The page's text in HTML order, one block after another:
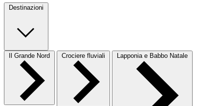
Destinazioni
Il Grande Nord Crociere fluviali Lapponia e Babbo Natale